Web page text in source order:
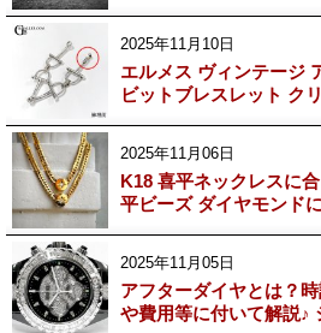
2025年11月10日
エルメス ヴィンテージ
ビットブレスレット ク
2025年11月06日
K18 喜平ネックレスに
平ビーズ ダイヤモンド
2025年11月05日
アフターダイヤとは？
や費用等に付いて解説♪